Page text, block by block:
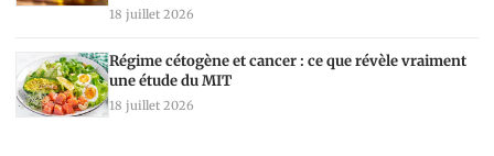
18 juillet 2026
Régime cétogène et cancer : ce que révèle vraiment
une étude du MIT
18 juillet 2026